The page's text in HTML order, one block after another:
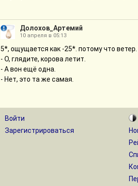
Долохов_Артемий
10 апреля в 05:13
5*, ощущается как -25*. потому что
- О, глядите, корова летит.
- А вон ещё одна.
- Нет, это та же самая.
Войти
Зарегистрироваться